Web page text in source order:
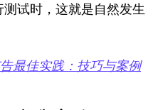
试时，这就是自然发生
最佳实践：技巧与案例